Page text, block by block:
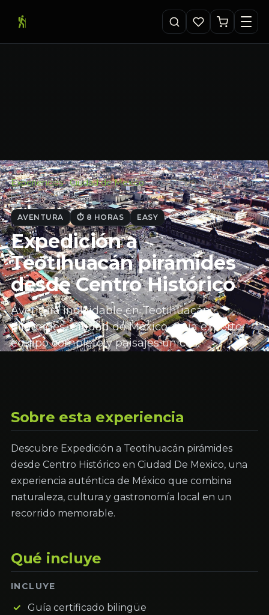
Experiencias · Ciudad de Mexico · Expedición a Teotihuacán
pirámides desde…
AVENTURA ⏱ 8 HORAS EASY
Expedición a
Teotihuacán pirámides
desde Centro Histórico
Aventura inolvidable en Teotihuacán
pirámides, Ciudad de México. Guía experto,
equipo completo y paisajes únicos.
Sobre esta experiencia
Descubre Expedición a Teotihuacán pirámides
desde Centro Histórico en Ciudad De Mexico, una
experiencia auténtica de México que combina
naturaleza, cultura y gastronomía local en un
recorrido memorable.
Qué incluye
INCLUYE
Guía certificado bilingüe